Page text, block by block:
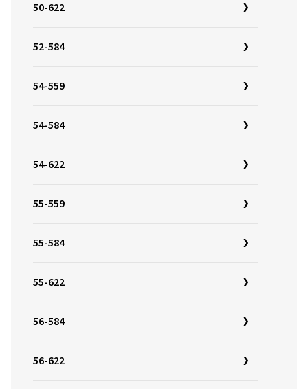
50-622
52-584
54-559
54-584
54-622
55-559
55-584
55-622
56-584
56-622